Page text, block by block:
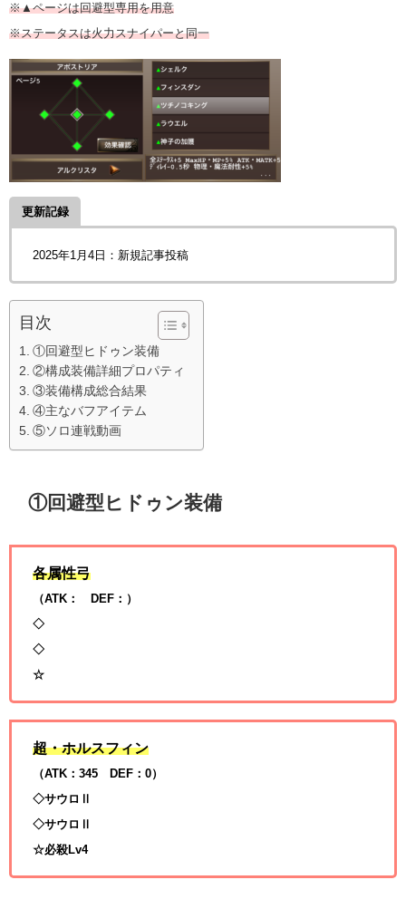
※▲ページは回避型専用を用意
※ステータスは火力スナイパーと同一
更新記録
2025年1月4日：新規記事投稿
目次
①回避型ヒドゥン装備
②構成装備詳細プロパティ
③装備構成総合結果
④主なバフアイテム
⑤ソロ連戦動画
①回避型ヒドゥン装備
各属性弓
（ATK： DEF：）
◇
◇
☆
超・ホルスフィン
（ATK：345 DEF：0）
◇サウロⅡ
◇サウロⅡ
☆必殺Lv4